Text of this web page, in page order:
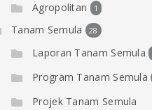
Agropolitan 1
Tanam Semula 28
Laporan Tanam Semula
Program Tanam Semula
Projek Tanam Semula